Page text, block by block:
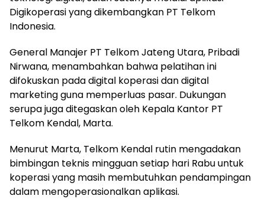
Digikoperasi yang dikembangkan PT Telkom
Indonesia.
General Manajer PT Telkom Jateng Utara, Pribadi
Nirwana, menambahkan bahwa pelatihan ini
difokuskan pada digital koperasi dan digital
marketing guna memperluas pasar. Dukungan
serupa juga ditegaskan oleh Kepala Kantor PT
Telkom Kendal, Marta.
Menurut Marta, Telkom Kendal rutin mengadakan
bimbingan teknis mingguan setiap hari Rabu untuk
koperasi yang masih membutuhkan pendampingan
dalam mengoperasionalkan aplikasi.